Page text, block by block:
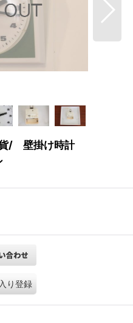
貨/ 壁掛け時計
り登録